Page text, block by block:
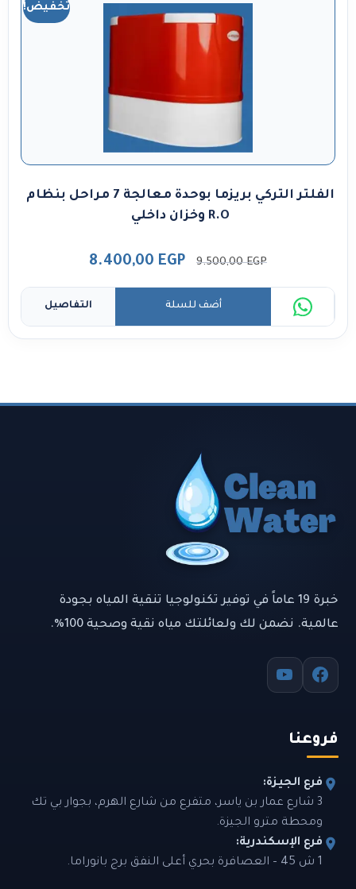
تخفيض!
الفلتر التركي بريزما بوحدة معالجة 7 مراحل بنظام
R.O وخزان داخلي
9.500,00EGP
8.400,00 EGP
التفاصيل أضف للسلة
خبرة 19 عاماً في توفير تكنولوجيا تنقية المياه بجودة
عالمية. نضمن لك ولعائلتك مياه نقية وصحية 100%.
فروعنا
فرع الجيزة:
3 شارع عمار بن ياسر، متفرع من شارع الهرم، بجوار بي تك
ومحطة مترو الجيزة.
فرع الإسكندرية:
1 ش 45 – العصافرة بحري أعلى النفق برج بانوراما.